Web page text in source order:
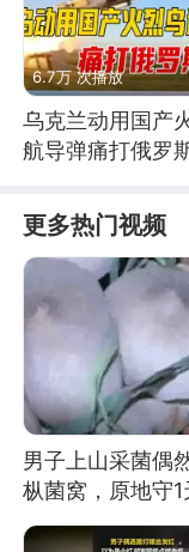
6.7万 次播放
乌克兰动用国产
航导弹痛打俄罗
更多热门视频
男子上山采菌偶
枞菌窝，原地守1
长大：挖了140